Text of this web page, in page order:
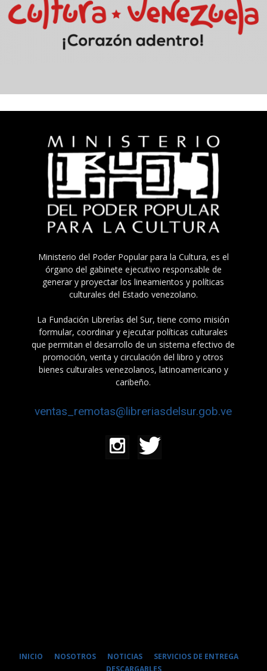
Ministerio del Poder Popular para la Cultura, es el
órgano del gabinete ejecutivo responsable de
generar y proyectar los lineamientos y políticas
culturales del Estado venezolano.
La Fundación Librerías del Sur, tiene como misión
formular, coordinar y ejecutar políticas culturales
que permitan el desarrollo de un sistema efectivo de
promoción, venta y circulación del libro y otros
bienes culturales venezolanos, latinoamericano y
caribeño.
ventas_remotas@libreriasdelsur.gob.ve
INICIO NOSOTROS NOTICIAS
SERVICIOS DE ENTREGA